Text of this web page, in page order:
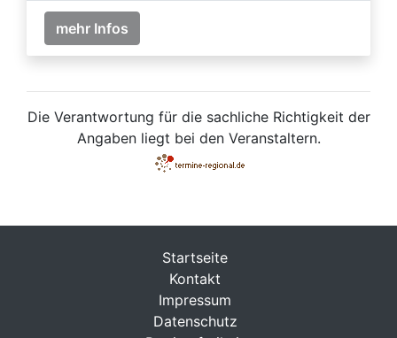
mehr Infos
Die Verantwortung für die sachliche Richtigkeit der
Angaben liegt bei den Veranstaltern.
Startseite
Kontakt
Impressum
Datenschutz